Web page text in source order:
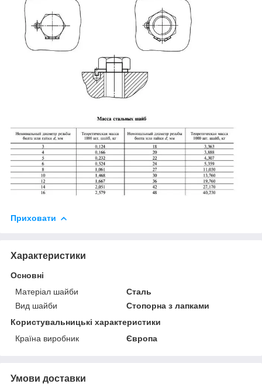
Приховати
Характеристики
Основні
Матеріал шайби
Сталь
Вид шайби
Стопорна з лапками
Користувальницькі характеристики
Країна виробник
Європа
Умови доставки